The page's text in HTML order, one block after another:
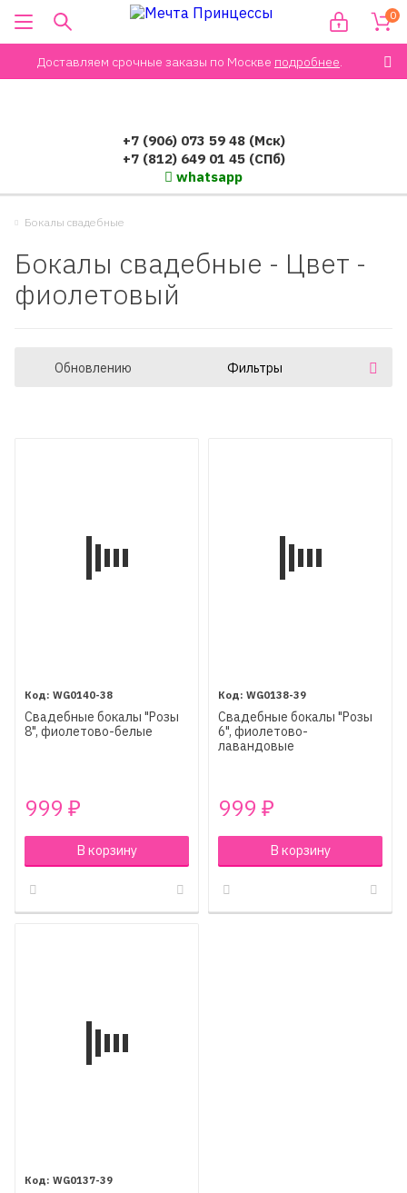
Доставляем срочные заказы по Москве подробнее.
0
+7 (906) 073 59 48 (Мск)
+7 (812) 649 01 45 (СПб)
whatsapp
Бокалы свадебные
Бокалы свадебные - Цвет -
фиолетовый
Обновлению Фильтры
WG0140-38
Свадебные бокалы "Розы
8", фиолетово-белые
999 ₽
В корзину
WG0138-39
Свадебные бокалы "Розы
6", фиолетово-
лавандовые
999 ₽
В корзину
WG0137-39